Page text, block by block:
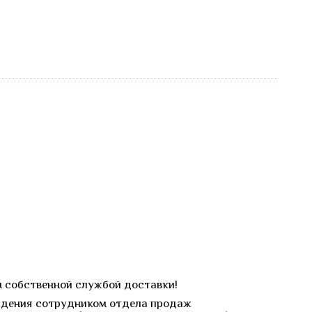
службой доставки!
сотрудником отдела продаж